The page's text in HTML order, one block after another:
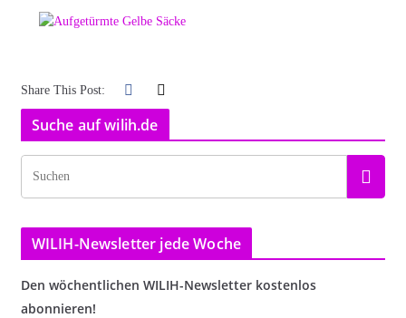
Share This Post:
Suche auf wilih.de
WILIH-Newsletter jede Woche
Den wöchentlichen WILIH-Newsletter kostenlos
abonnieren!